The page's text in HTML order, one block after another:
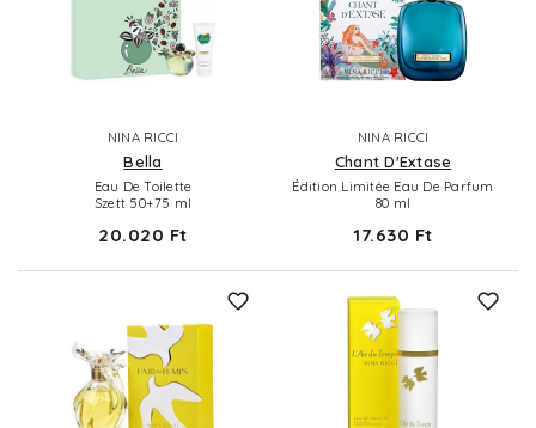
NINA RICCI
Bella
Eau De Toilette
Szett 50+75 ml
20.020 Ft
NINA RICCI
Chant D'Extase
Édition Limitée Eau De Parfum
80 ml
17.630 Ft